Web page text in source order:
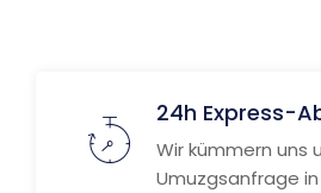
24h Express-
Wir kümmern uns
Umuzgsanfrage